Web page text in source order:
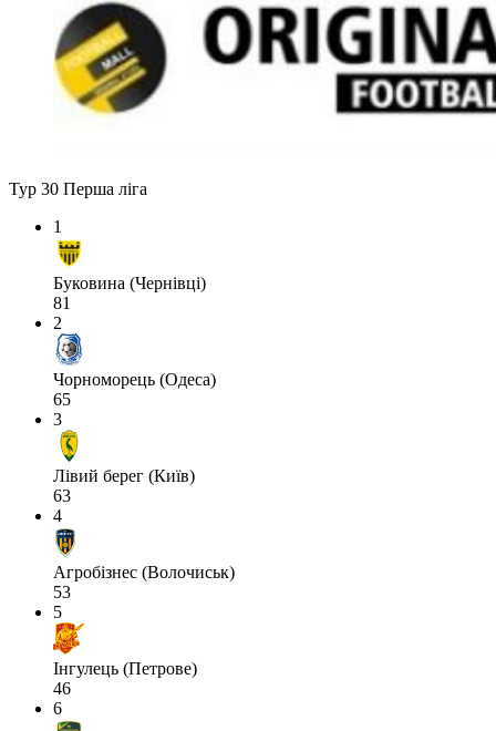
Тур 30 Перша ліга
1
Буковина (Чернівці)
81
2
Чорноморець (Одеса)
65
3
Лівий берег (Київ)
63
4
Агробізнес (Волочиськ)
53
5
Інгулець (Петрове)
46
6